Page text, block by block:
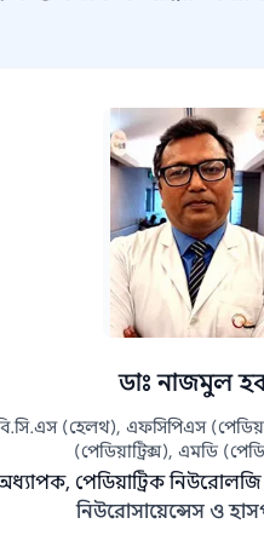
ডাঃ নাজমুল
(হেলথ), এফসিপিএস
(পেডিয়াট্রিক্স), এমডি
পেডিয়াট্রিক নিউরোলজি
নিউরোসায়েন্সেস ও